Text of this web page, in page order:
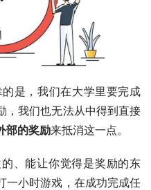
的是，我们在大学里要完成
，我们也无法从中得到直接
部的奖励来抵消这一点。
、能让你觉得是奖励的东
一小时游戏，在成功完成任